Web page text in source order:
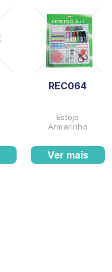
REC064
Estojo
Armarinho
Ver mais